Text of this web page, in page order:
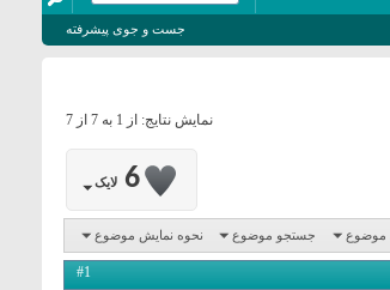
جست و جوی پیشرفته
نمایش نتایج: از 1 به 7 از 7
6 لایک
موضوع جستجو موضوع نحوه نمایش موضوع
#1